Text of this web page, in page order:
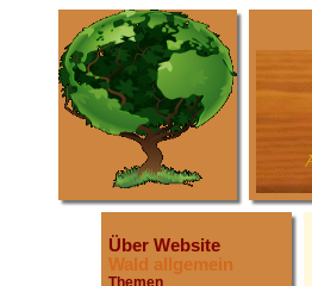
Über Website
Wald allgemein
Themen